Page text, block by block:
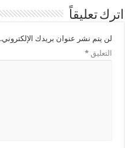
اترك تعليقاً
لن يتم نشر عنوان بريدك الإلكتروني.
التعليق*